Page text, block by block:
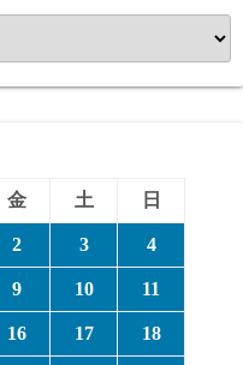
金 土 日
2 3 4
9 10 11
16 17 18